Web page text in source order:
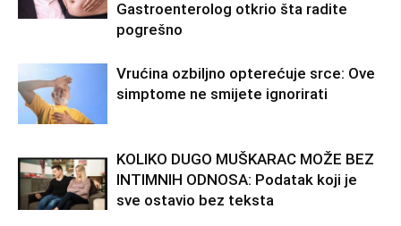
Gastroenterolog otkrio šta radite
pogrešno
Vrućina ozbiljno opterećuje srce: Ove
simptome ne smijete ignorirati
KOLIKO DUGO MUŠKARAC MOŽE BEZ
INTIMNIH ODNOSA: Podatak koji je
sve ostavio bez teksta